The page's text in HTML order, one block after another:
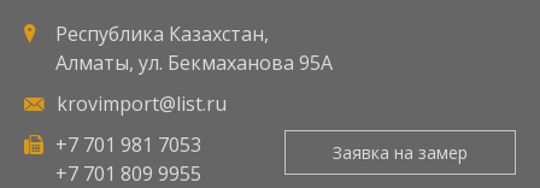
Республика Казахстан,
Алматы, ул. Бекмаханова 95А
krovimport@list.ru
+7 701 981 7053
+7 701 809 9955
Заявка на замер